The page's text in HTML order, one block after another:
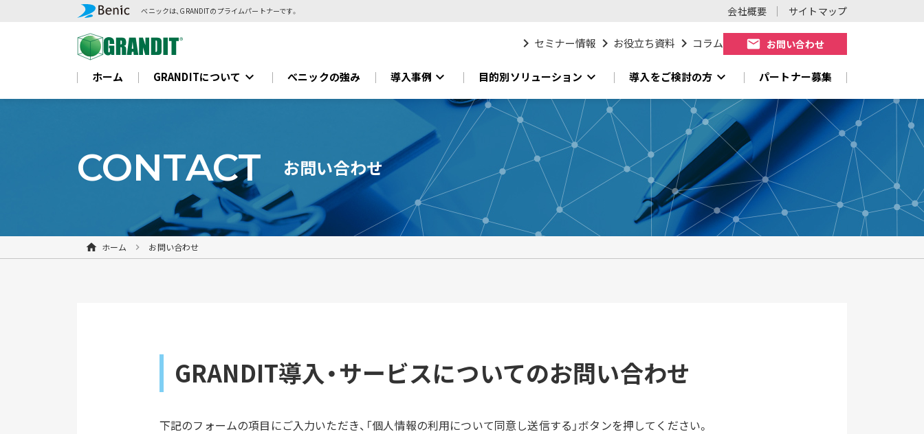
べニックは、GRANDITのプライムパートナーです。 会社概要 サイトマップ
ホーム GRANDITについて expand_more べニックの強み 導入事例 expand_more 目的別ソリューション expand_more 導入をご検討の方 expand_more パートナー募集
chevron_right セミナー情報 chevron_right お役立ち資料 chevron_right コラム mail お問い合わせ
CONTACT お問い合わせ
ホーム お問い合わせ
GRANDIT導入・サービスについてのお問い合わせ
下記のフォームの項目にご入力いただき、「個人情報の利用について同意し送信する」ボタンを押してください。